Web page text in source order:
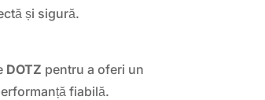
și sigură.
DOTZ pentru a oferi un
fiabilă.